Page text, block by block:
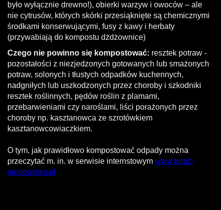
było wyłącznie drewno!), obierki warzyw i owoców – ale
nie cytrusów, których skórki przesiąknięte są chemicznymi
środkami konserwującymi, fusy z kawy i herbaty
(przywabiają do kompostu dżdżownice)
Czego nie powinno się kompostować: resztek potraw -
pozostałości z niezjedzonych gotowanych lub smażonych
potraw, solonych i tłustych odpadków kuchennych,
nadgniłych lub uszkodzonych przez choroby i szkodniki
resztek roślinnych, pędów roślin z plamami,
przebarwieniami czy naroślami, liści porażonych przez
choroby np. kasztanowca ze szrotówkiem
kasztanowcowiaczkiem.
O tym, jak prawidłowo kompostować odpady można
przeczytać m. in. w serwisie internstowym www.teraz-
srodowisko.pl